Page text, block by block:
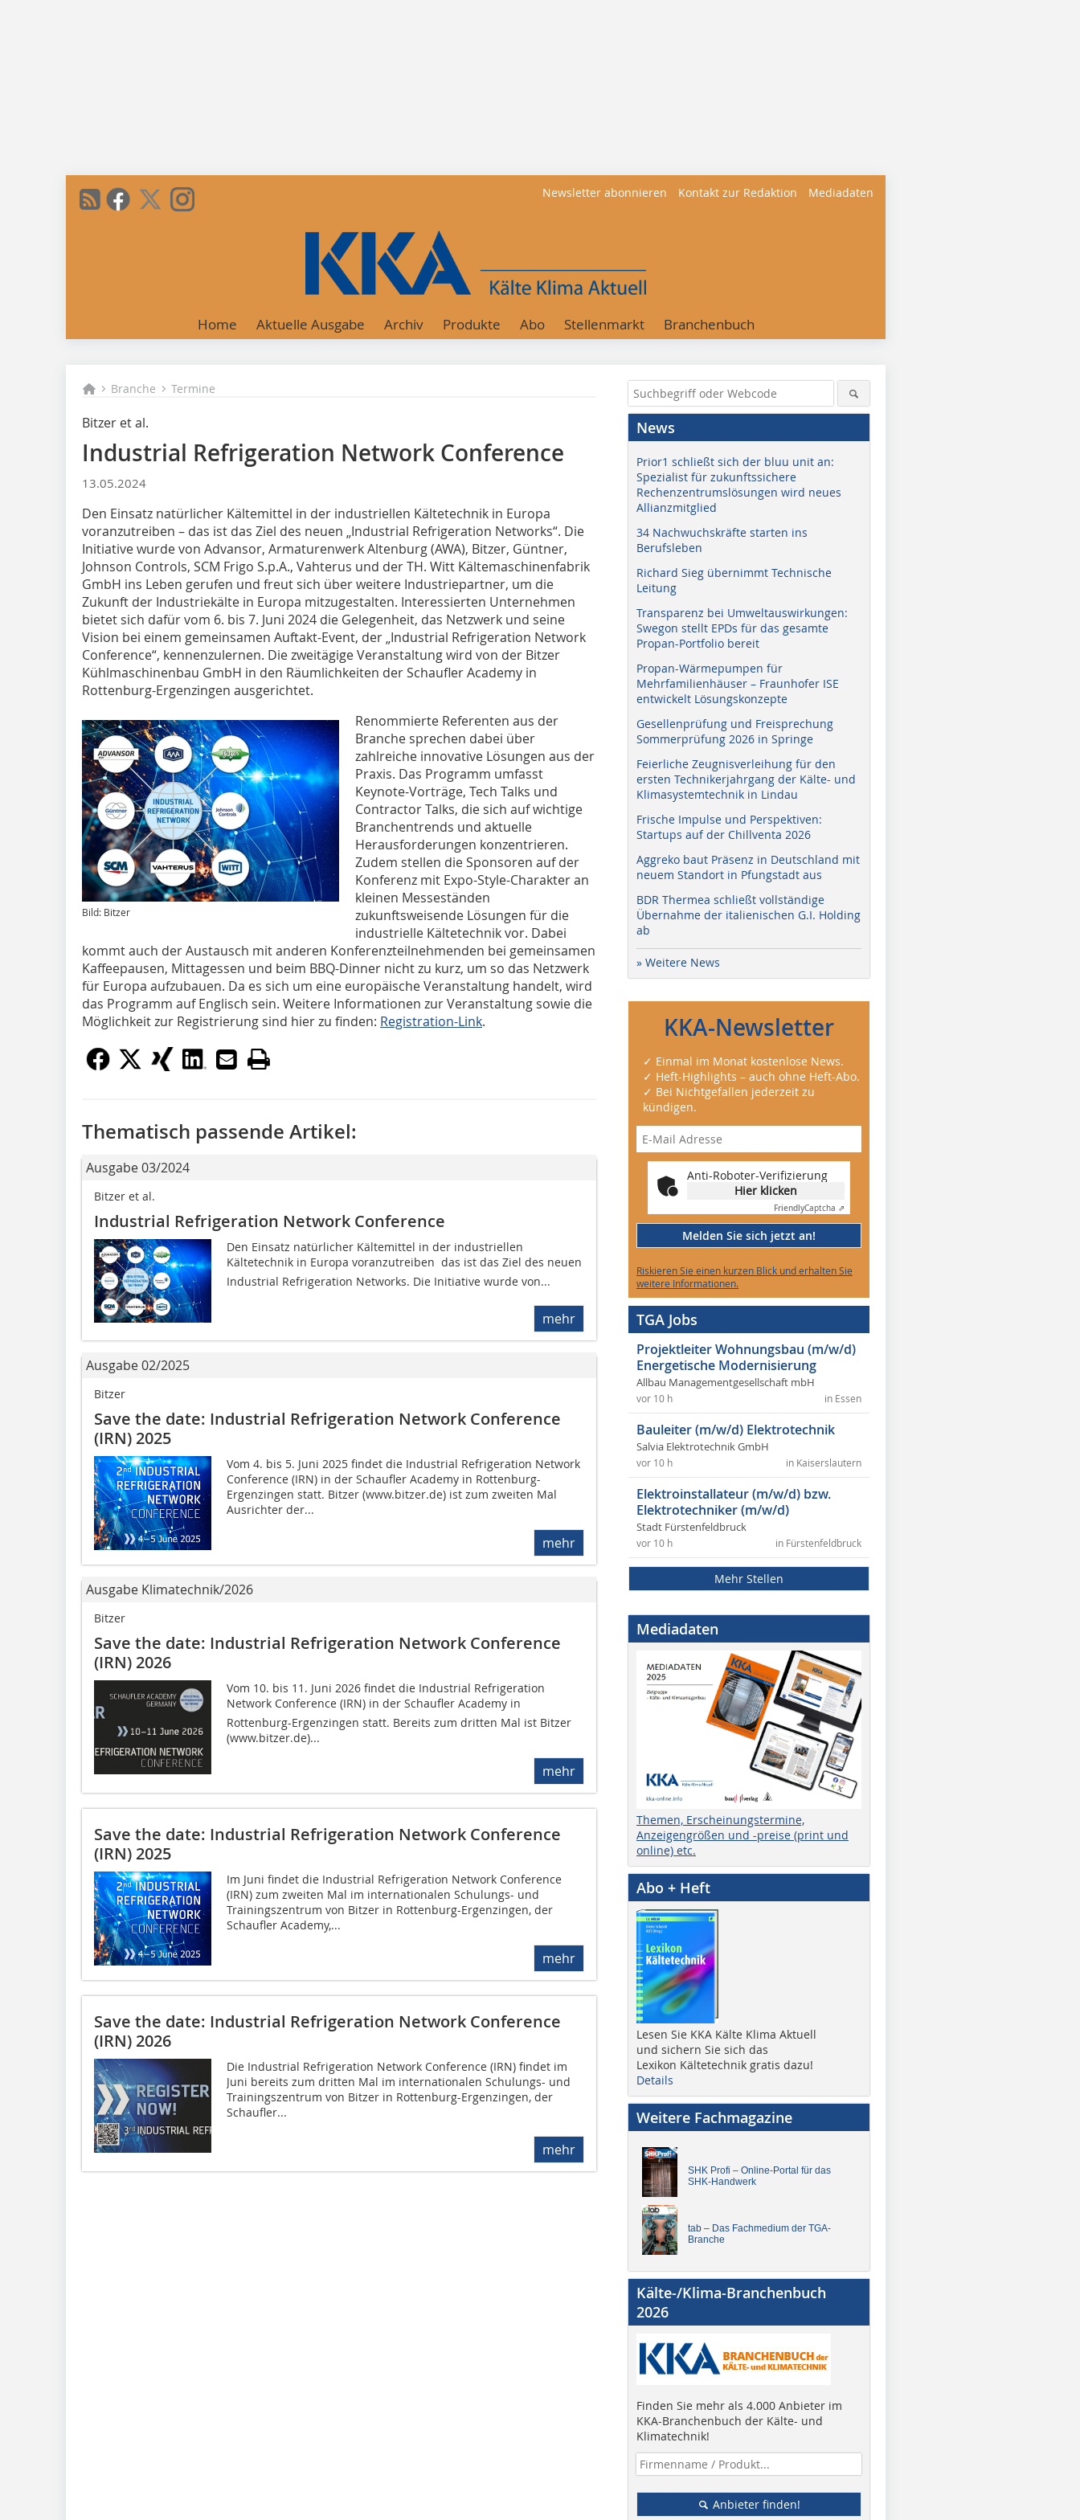
Newsletter abonnieren Kontakt zur Redaktion Mediadaten
Home Aktuelle Ausgabe Archiv Produkte Abo Stellenmarkt Branchenbuch
Branche Termine
Bitzer et al.
Industrial Refrigeration Network Conference
13.05.2024
Den Einsatz natürlicher Kältemittel in der industriellen Kältetechnik in Europa
voranzutreiben – das ist das Ziel des neuen „Industrial Refrigeration Networks“. Die
Initiative wurde von Advansor, Armaturenwerk Altenburg (AWA), Bitzer, Güntner,
Johnson Controls, SCM Frigo S.p.A., Vahterus und der TH. Witt Kältemaschinenfabrik
GmbH ins Leben gerufen und freut sich über weitere Industriepartner, um die
Zukunft der Industriekälte in Europa mitzugestalten. Interessierten Unternehmen
bietet sich dafür vom 6. bis 7. Juni 2024 die Gelegenheit, das Netzwerk und seine
Vision bei einem gemeinsamen Auftakt-Event, der „Industrial Refrigeration Network
Conference“, kennenzulernen. Die zweitägige Veranstaltung wird von der Bitzer
Kühlmaschinenbau GmbH in den Räumlichkeiten der Schaufler Academy in
Rottenburg-Ergenzingen ausgerichtet.
Bild: Bitzer
Renommierte Referenten aus der
Branche sprechen dabei über
zahlreiche innovative Lösungen aus der
Praxis. Das Programm umfasst
Keynote-Vorträge, Tech Talks und
Contractor Talks, die sich auf wichtige
Branchentrends und aktuelle
Herausforderungen konzentrieren.
Zudem stellen die Sponsoren auf der
Konferenz mit Expo-Style-Charakter an
kleinen Messeständen
zukunftsweisende Lösungen für die
industrielle Kältetechnik vor. Dabei
kommt auch der Austausch mit anderen Konferenzteilnehmenden bei gemeinsamen
Kaffeepausen, Mittagessen und beim BBQ-Dinner nicht zu kurz, um so das Netzwerk
für Europa aufzubauen. Da es sich um eine europäische Veranstaltung handelt, wird
das Programm auf Englisch sein. Weitere Informationen zur Veranstaltung sowie die
Möglichkeit zur Registrierung sind hier zu finden: Registration-Link.
Thematisch passende Artikel:
Ausgabe 03/2024
Bitzer et al.
Industrial Refrigeration Network Conference
Den Einsatz natürlicher Kältemittel in der industriellen
Kältetechnik in Europa voranzutreiben  das ist das Ziel des neuen
Industrial Refrigeration Networks. Die Initiative wurde von...
mehr
Ausgabe 02/2025
Bitzer
Save the date: Industrial Refrigeration Network Conference
(IRN) 2025
Vom 4. bis 5. Juni 2025 findet die Industrial Refrigeration Network
Conference (IRN) in der Schaufler Academy in Rottenburg-
Ergenzingen statt. Bitzer (www.bitzer.de) ist zum zweiten Mal
Ausrichter der...
mehr
Ausgabe Klimatechnik/2026
Bitzer
Save the date: Industrial Refrigeration Network Conference
(IRN) 2026
Vom 10. bis 11. Juni 2026 findet die Industrial Refrigeration
Network Conference (IRN) in der Schaufler Academy in
Rottenburg-Ergenzingen statt. Bereits zum dritten Mal ist Bitzer
(www.bitzer.de)...
mehr
Save the date: Industrial Refrigeration Network Conference
(IRN) 2025
Im Juni findet die Industrial Refrigeration Network Conference
(IRN) zum zweiten Mal im internationalen Schulungs- und
Trainingszentrum von Bitzer in Rottenburg-Ergenzingen, der
Schaufler Academy,...
mehr
Save the date: Industrial Refrigeration Network Conference
(IRN) 2026
Die Industrial Refrigeration Network Conference (IRN) findet im
Juni bereits zum dritten Mal im internationalen Schulungs- und
Trainingszentrum von Bitzer in Rottenburg-Ergenzingen, der
Schaufler...
mehr
News
Prior1 schließt sich der bluu unit an:
Spezialist für zukunftssichere
Rechenzentrumslösungen wird neues
Allianzmitglied
34 Nachwuchskräfte starten ins
Berufsleben
Richard Sieg übernimmt Technische
Leitung
Transparenz bei Umweltauswirkungen:
Swegon stellt EPDs für das gesamte
Propan-Portfolio bereit
Propan-Wärmepumpen für
Mehrfamilienhäuser – Fraunhofer ISE
entwickelt Lösungskonzepte
Gesellenprüfung und Freisprechung
Sommerprüfung 2026 in Springe
Feierliche Zeugnisverleihung für den
ersten Technikerjahrgang der Kälte- und
Klimasystemtechnik in Lindau
Frische Impulse und Perspektiven:
Startups auf der Chillventa 2026
Aggreko baut Präsenz in Deutschland mit
neuem Standort in Pfungstadt aus
BDR Thermea schließt vollständige
Übernahme der italienischen G.I. Holding
ab
» Weitere News
KKA-Newsletter
✓ Einmal im Monat kostenlose News.
✓ Heft-Highlights – auch ohne Heft-Abo.
✓ Bei Nichtgefallen jederzeit zu
kündigen.
Anti-Roboter-Verifizierung
Hier klicken
FriendlyCaptcha ⇗
Melden Sie sich jetzt an!
Riskieren Sie einen kurzen Blick und erhalten Sie
weitere Informationen.
TGA Jobs
Projektleiter Wohnungsbau (m/w/d)
Energetische Modernisierung
Allbau Managementgesellschaft mbH
in Essen
vor 10 h
Bauleiter (m/w/d) Elektrotechnik
Salvia Elektrotechnik GmbH
in Kaiserslautern
vor 10 h
Elektroinstallateur (m/w/d) bzw.
Elektrotechniker (m/w/d)
Stadt Fürstenfeldbruck
in Fürstenfeldbruck
vor 10 h
Mehr Stellen
Mediadaten
Themen, Erscheinungstermine,
Anzeigengrößen und -preise (print und
online) etc.
Abo + Heft
Lesen Sie KKA Kälte Klima Aktuell
und sichern Sie sich das
Lexikon Kältetechnik gratis dazu!
Details
Weitere Fachmagazine
SHK Profi – Online-Portal für das
SHK-Handwerk
tab – Das Fachmedium der TGA-
Branche
Kälte-/Klima-Branchenbuch
2026
Finden Sie mehr als 4.000 Anbieter im
KKA-Branchenbuch der Kälte- und
Klimatechnik!
Anbieter finden!